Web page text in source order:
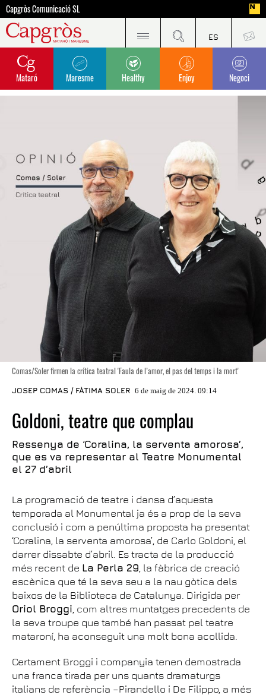
Capgròs Comunicació SL
Mataró Maresme Healthy Enjoy Negoci
Comas/Soler firmen la crítica teatral 'Faula de l’amor, el pas del temps i la mort'
JOSEP COMAS / FÀTIMA SOLER 6 de maig de 2024. 09:14
Goldoni, teatre que complau
Ressenya de ‘Coralina, la serventa amorosa’,
que es va representar al Teatre Monumental
el 27 d’abril
La programació de teatre i dansa d’aquesta
temporada al Monumental ja és a prop de la seva
conclusió i com a penúltima proposta ha presentat
‘Coralina, la serventa amorosa’, de Carlo Goldoni, el
darrer dissabte d’abril. Es tracta de la producció
més recent de La Perla 29, la fàbrica de creació
escènica que té la seva seu a la nau gòtica dels
baixos de la Biblioteca de Catalunya. Dirigida per
Oriol Broggi, com altres muntatges precedents de
la seva troupe que també han passat pel teatre
mataroní, ha aconseguit una molt bona acollida.
Certament Broggi i companyia tenen demostrada
una franca tirada per uns quants dramaturgs
italians de referència –Pirandello i De Filippo, a més